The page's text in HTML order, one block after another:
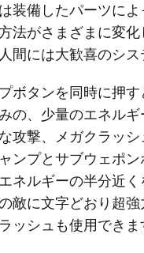
装備したパーツに
法がさまざまに変化
間には大歓喜のシス
ボタンを同時に押
の、少量のエネルギ
攻撃、メガクラッシ
ンプとサブウェポ
ネルギーの半分近
敵に文字どおり超
ッシュも使用できま